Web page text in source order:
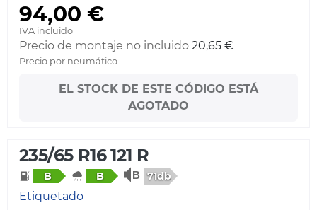
94,00 €
IVA incluido
Precio de montaje no incluido 20,65 €
Precio por neumático
EL STOCK DE ESTE CÓDIGO ESTÁ
AGOTADO
235/65 R16 121 R
B B 71db
Etiquetado